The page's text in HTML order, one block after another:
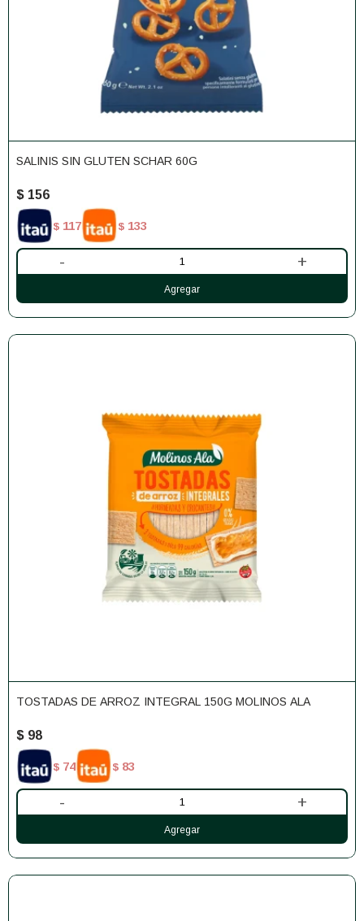
SALINIS SIN GLUTEN SCHAR 60G
$ 156
$ 117 $ 133
- +
TOSTADAS DE ARROZ INTEGRAL 150G MOLINOS ALA
$ 98
$ 74 $ 83
- +